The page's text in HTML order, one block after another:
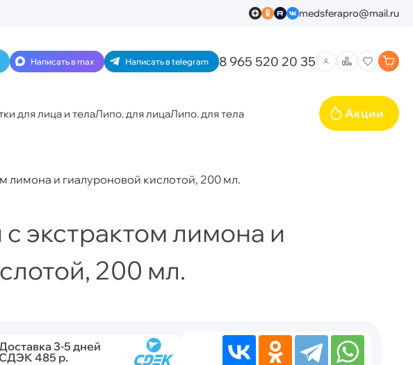
medsferapro@mail.ru
Написать в max Написать в telegram 8 965 520 20 35
для лица и телаЛипо. для лицаЛипо. для тела Акции
лимона и гиалуроновой кислотой, 200 мл.
экстрактом лимона и
200 мл.
3-5 дней
485 р.